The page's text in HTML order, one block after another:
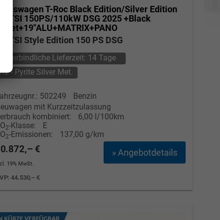
Volkswagen T-Roc Black Edition/Silver Edition
1.5 TSI 150PS/110kW DSG 2025 +Black
Paket+19"ALU+MATRIX+PANO
1.5 TSI Style Edition 150 PS DSG
unverbindliche Lieferzeit: 14 Tage
K2 - Pyrite Silver Met.
502249
Benzin
mit Kurzzeitzulassung
kombiniert:
6,00 l/100km
2-Klasse:
E
2-Emissionen: 137,00 g/km
» Angebotdetails
€
19% MwSt.
44.530,– €